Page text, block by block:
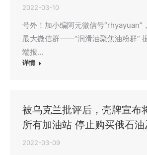
2022-03-10
号外！加小编阿元微信号“rhyayuan”
最大微信群——“润滑油聚焦油粉群”
端报…
详情
被乌克兰批评后，壳牌宣布
所有加油站 停止购买俄石
2022-03-09